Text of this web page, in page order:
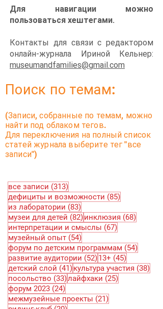
Для навигации можно
пользоваться хештегами. ​
Контакты для связи с редактором
онлайн-журнала Ириной Кельнер:
museumandfamilies@gmail.com
Поиск по темам:
(Записи, собранные по темам, можно
найти под облаком тегов.
Для переключения на полный список
статей журнала выберите тег "все
записи")
все записи (313)313 постов
дефициты и возможности (85)85 постов
из лаборатории (83)83 поста
музеи для детей (82)82 поста
инклюзия (68)68
интерпретации и смыслы (67)67 постов
музейный опыт (54)54 поста
форум по детским программам (54)54 поста
развитие аудитории (52)52 поста
13+ (45)45 постов
детский слой (41)41 пост
культура участия (38)38
посольство (33)33 поста
лайфхаки (25)25 постов
форум 2023 (24)24 поста
межмузейные проекты (21)21 пост